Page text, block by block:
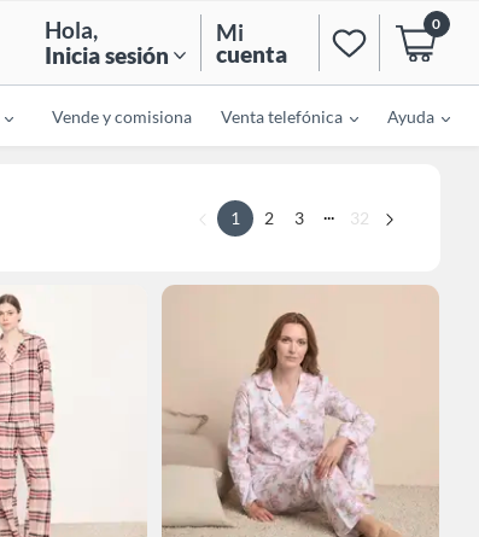
Hola,
Inicia sesión
Mi
cuenta
0
Vende y comisiona Venta telefónica Ayuda
1 2 3 ... 32